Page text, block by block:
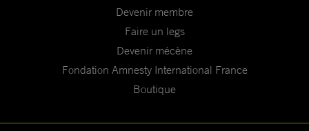
Devenir membre
Faire un legs
Devenir mécène
Fondation Amnesty International France
Boutique